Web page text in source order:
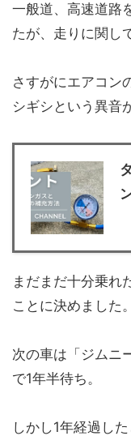
一般道、高速道路
たが、走りに関し
さすがにエアコン
シギシという異音
まだまだ十分乗れ
ことに決めました。
次の車は「ジムニ
で1年半待ち。
しかし1年経過し